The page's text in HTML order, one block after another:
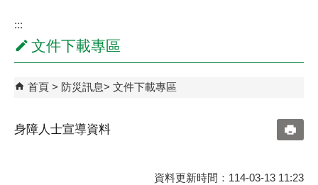
:::
文件下載專區
首頁 防災訊息 文件下載專區
身障人士宣導資料
資料更新時間：114-03-13 11:23